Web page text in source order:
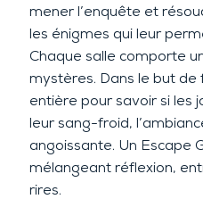
mener l’enquête et
les énigmes qui leur
Chaque salle comporte
mystères. Dans le but de
entière pour savoir si les
leur sang-froid,
angoissante. Un Escape
mélangeant réflexion,
rires.